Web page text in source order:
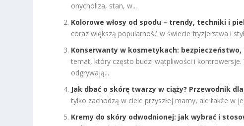
onycholiza, stan, w...
Kolorowe włosy od spodu – trendy, techniki i
coraz większą popularność w świecie fryzjerstwa i
Konserwanty w kosmetykach:
temat, który często budzi wątpliwości i kontrowersje.
odgrywają...
Jak dbać o skórę twarzy w ciąży? Przewodnik
tylko zachodzą w ciele przyszłej mamy, ale także w
Kremy do skóry odwodnionej: jak wybrać i